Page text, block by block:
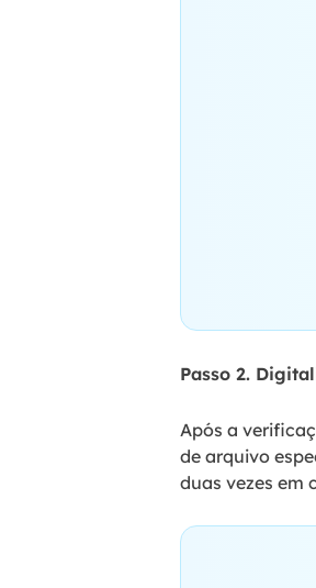
Passo 2.
Após a
de arquivo
duas vezes em